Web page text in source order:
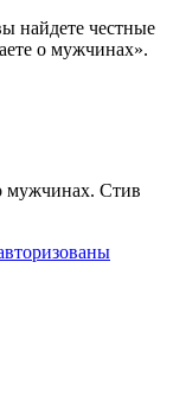
найдете честные
о мужчинах».
мужчинах. Стив